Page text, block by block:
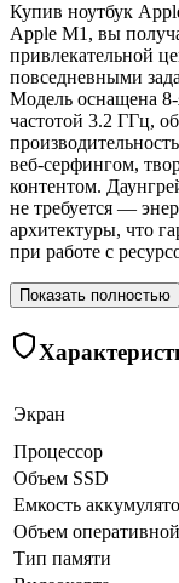
Купив ноутбук
Apple M1, вы
привлекательной
повседневными
Модель оснащена
частотой 3.2 ГГц,
веб-серфингом,
контентом.
не требуется —
архитектуры, что
при работе с
Показать полностью
Экран
Процессор
Объем SSD
Емкость
Объем
Тип памяти